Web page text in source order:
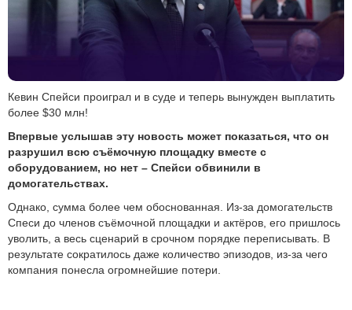
Кевин Спейси проиграл и в суде и теперь вынужден выплатить
более $30 млн!
Впервые услышав эту новость может показаться, что он
разрушил всю съёмочную площадку вместе с
оборудованием, но нет – Спейси обвинили в
домогательствах.
Однако, сумма более чем обоснованная. Из-за домогательств
Спеси до членов съёмочной площадки и актёров, его пришлось
уволить, а весь сценарий в срочном порядке переписывать. В
результате сократилось даже количество эпизодов, из-за чего
компания понесла огромнейшие потери.